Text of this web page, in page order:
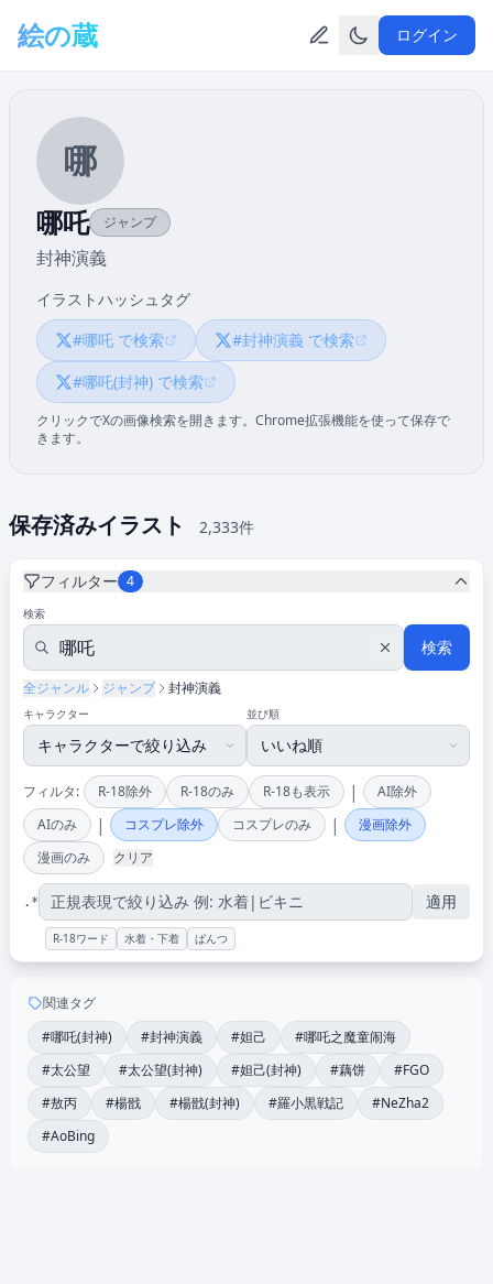
絵の蔵 ログイン
哪
哪吒 ジャンプ
封神演義
イラストハッシュタグ
#哪吒 で検索
#封神演義 で検索
#哪吒(封神) で検索
クリックでXの画像検索を開きます。Chrome拡張機能を使って保存で
きます。
保存済みイラスト 2,333件
フィルター 4
検索
検索
全ジャンル ジャンプ 封神演義
キャラクター 並び順
フィルタ: R-18除外 R-18のみ R-18も表示 |
AI除外
AIのみ
| コスプレ除外 コスプレのみ |
漫画除外
漫画のみ
クリア
.* 適用
R-18ワード 水着・下着 ぱんつ
関連タグ
#哪吒(封神)
#封神演義 #妲己
#哪吒之魔童闹海
#太公望
#太公望(封神) #妲己(封神) #藕饼
#FGO
#敖丙
#楊戩 #楊戩(封神) #羅小黒戦記
#NeZha2
#AoBing